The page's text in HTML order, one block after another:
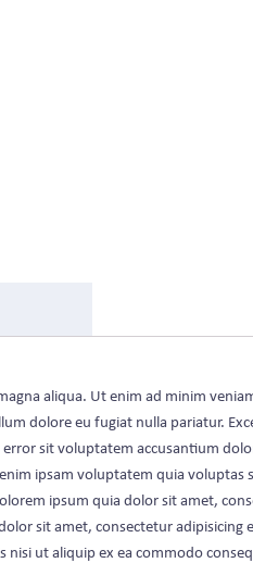
aliqua. Ut enim ad minim
dolore eu fugiat nulla pariatur.
sit voluptatem accusantium
ipsam voluptatem quia
ipsum quia dolor sit amet,
sit amet, consectetur adipisicing
ut aliquip ex ea commodo